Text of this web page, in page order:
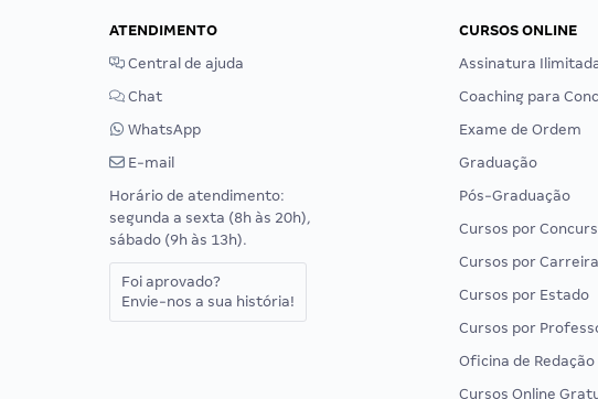
ATENDIMENTO
Central de ajuda
Chat
WhatsApp
E-mail
Horário de atendimento:
segunda a sexta (8h às 20h),
sábado (9h às 13h).
Foi aprovado?
Envie-nos a sua história!
CURSOS ONLINE
Assinatura
Coaching para
Exame de Ordem
Graduação
Pós-Graduação
Cursos por
Cursos por Carreira
Cursos por Estado
Cursos por
Oficina de Redação
Cursos Online